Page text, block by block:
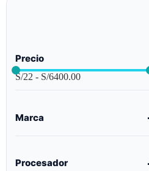
Precio
S/22 - S/6400.00
Marca
Procesador